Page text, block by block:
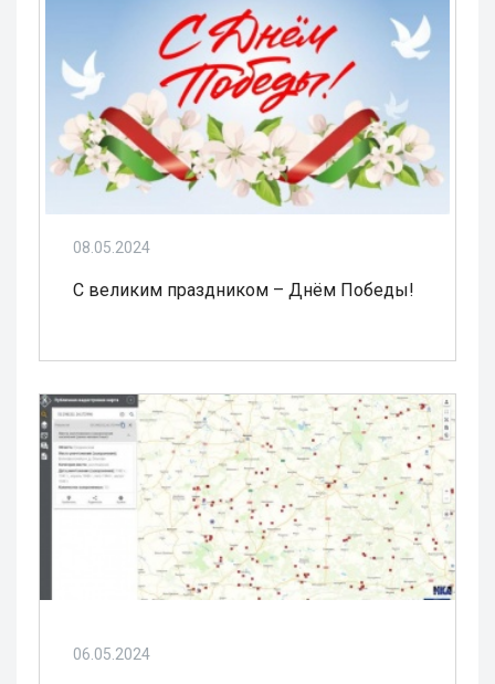
08.05.2024
С великим праздником – Днём Победы!
06.05.2024